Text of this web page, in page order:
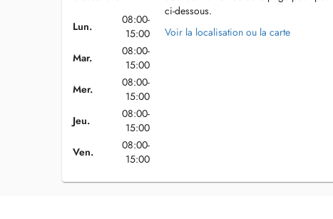
Lun.
08:00-
15:00
Mar.
08:00-
15:00
Mer.
08:00-
15:00
Jeu.
08:00-
15:00
Ven.
08:00-
15:00
ci-dessous.
Voir la localisation ou la carte